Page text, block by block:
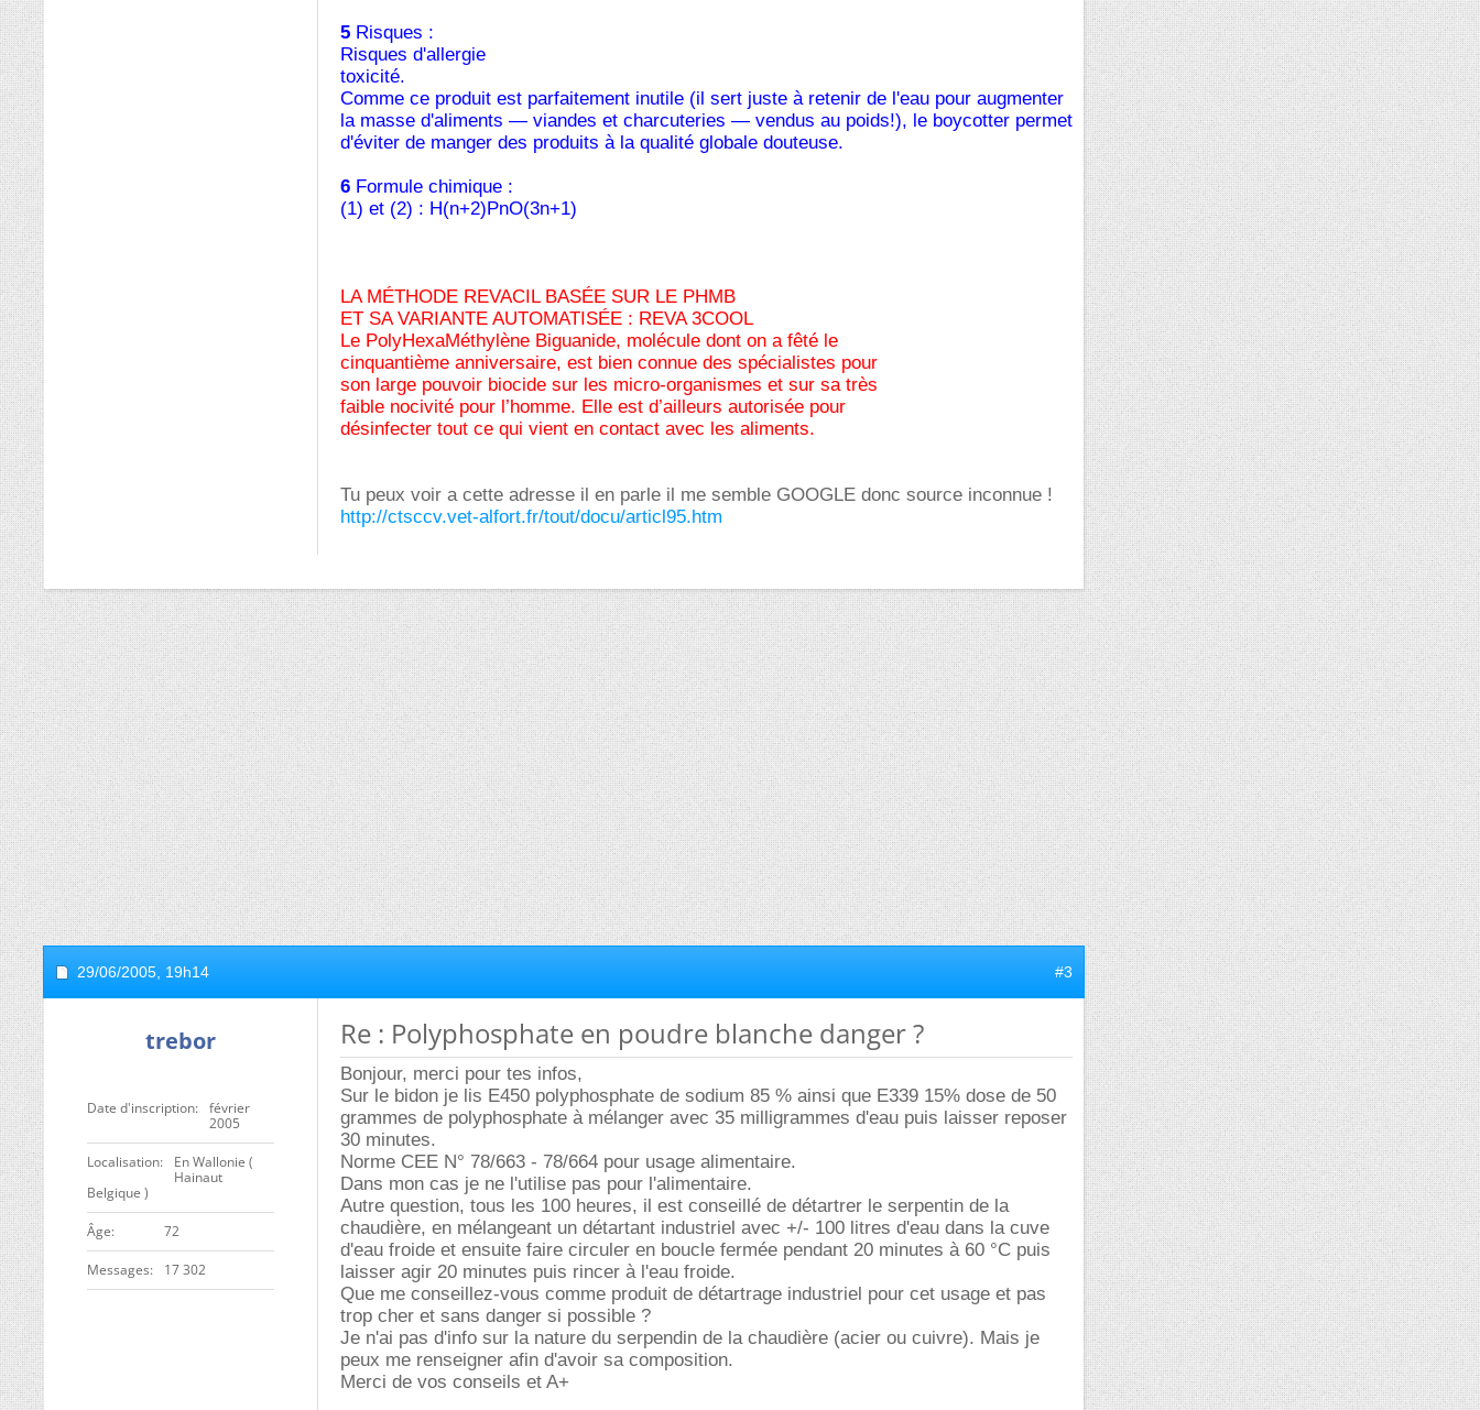
5 Risques :
Risques d'allergie
toxicité.
Comme ce produit est parfaitement inutile (il sert juste à retenir de l'eau pour augmenter
la masse d'aliments — viandes et charcuteries — vendus au poids!), le boycotter permet
d'éviter de manger des produits à la qualité globale douteuse.
6 Formule chimique :
(1) et (2) : H(n+2)PnO(3n+1)
LA MÉTHODE REVACIL BASÉE SUR LE PHMB
ET SA VARIANTE AUTOMATISÉE : REVA 3COOL
Le PolyHexaMéthylène Biguanide, molécule dont on a fêté le
cinquantième anniversaire, est bien connue des spécialistes pour
son large pouvoir biocide sur les micro-organismes et sur sa très
faible nocivité pour l’homme. Elle est d’ailleurs autorisée pour
désinfecter tout ce qui vient en contact avec les aliments.
Tu peux voir a cette adresse il en parle il me semble GOOGLE donc source inconnue !
http://ctsccv.vet-alfort.fr/tout/docu/articl95.htm
29/06/2005, 19h14 #3
trebor
Date d'inscription
février
2005
Localisation
En Wallonie (
Hainaut
Belgique )
ge 72
Messages 17 302
Re : Polyphosphate en poudre blanche danger ?
Bonjour, merci pour tes infos,
Sur le bidon je lis E450 polyphosphate de sodium 85 % ainsi que E339 15% dose de 50
grammes de polyphosphate à mélanger avec 35 milligrammes d'eau puis laisser reposer
30 minutes.
Norme CEE N° 78/663 - 78/664 pour usage alimentaire.
Dans mon cas je ne l'utilise pas pour l'alimentaire.
Autre question, tous les 100 heures, il est conseillé de détartrer le serpentin de la
chaudière, en mélangeant un détartant industriel avec +/- 100 litres d'eau dans la cuve
d'eau froide et ensuite faire circuler en boucle fermée pendant 20 minutes à 60 °C puis
laisser agir 20 minutes puis rincer à l'eau froide.
Que me conseillez-vous comme produit de détartrage industriel pour cet usage et pas
trop cher et sans danger si possible ?
Je n'ai pas d'info sur la nature du serpendin de la chaudière (acier ou cuivre). Mais je
peux me renseigner afin d'avoir sa composition.
Merci de vos conseils et A+